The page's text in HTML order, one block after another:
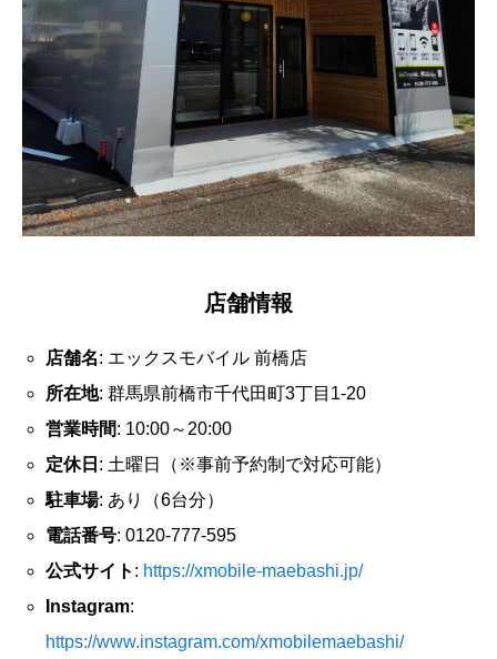
店舗情報
店舗名: エックスモバイル 前橋店
所在地: 群馬県前橋市千代田町3丁目1-20
営業時間: 10:00～20:00
定休日 : 土曜日（※事前予約制で対応可能）
駐車場: あり（6台分）
電話番号: 0120-777-595
公式サイト : https://xmobile-maebashi.jp/
Instagram:
https://www.instagram.com/xmobilemaebashi/